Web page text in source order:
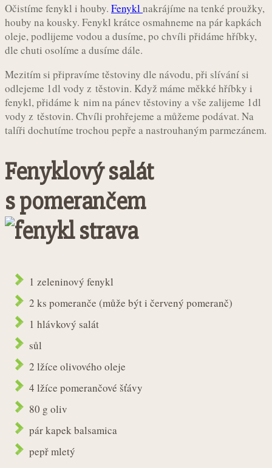
Očistíme fenykl i houby. Fenykl nakrájíme na tenké proužky,
houby na kousky. Fenykl krátce osmahneme na pár kapkách
oleje, podlijeme vodou a dusíme, po chvíli přidáme hříbky,
dle chuti osolíme a dusíme dále.
Mezitím si připravíme těstoviny dle návodu, při slívání si
odlejeme 1dl vody z těstovin. Když máme měkké hříbky i
fenykl, přidáme k nim na pánev těstoviny a vše zalijeme 1dl
vody z těstovin. Chvíli prohřejeme a můžeme podávat. Na
talíři dochutíme trochou pepře a nastrouhaným parmezánem.
Fenyklový salát
s pomerančem
1 zeleninový fenykl
2 ks pomeranče (může být i červený pomeranč)
1 hlávkový salát
sůl
2 lžíce olivového oleje
4 lžíce pomerančové šťávy
80 g oliv
pár kapek balsamica
pepř mletý